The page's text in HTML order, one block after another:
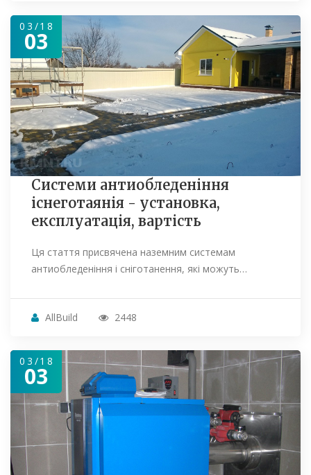
03/18
03
Системи антиобледеніння
існеготаянія - установка,
експлуатація, вартість
Ця стаття присвячена наземним системам
антиобледеніння і сніготанення, які можуть…
AllBuild 2448
03/18
03